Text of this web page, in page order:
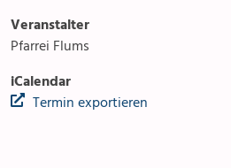
Veranstalter
Pfarrei Flums
iCalendar
Termin exportieren